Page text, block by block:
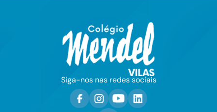
Siga-nos nas redes sociais